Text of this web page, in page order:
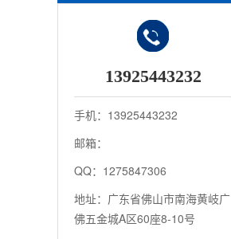
13925443232
手机：13925443232
邮箱：
QQ：1275847306
地址：广东省佛山市南海黄岐广
佛五金城A区60座8-10号